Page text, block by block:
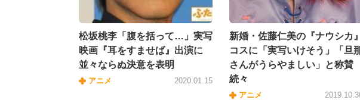
松坂桃李「腹を括って…」実写
映画『耳をすませば』出演に
並々ならぬ決意を表明
アニメ 2020.01.15
新婚・佐藤仁美の『ナウシカ』
コスに「実写いけそう」「旦
さんがうらやましい」と称賛
続々
アニメ